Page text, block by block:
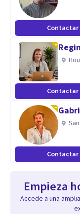
Contactar
Contactar
Contactar
Empieza
Accede a una